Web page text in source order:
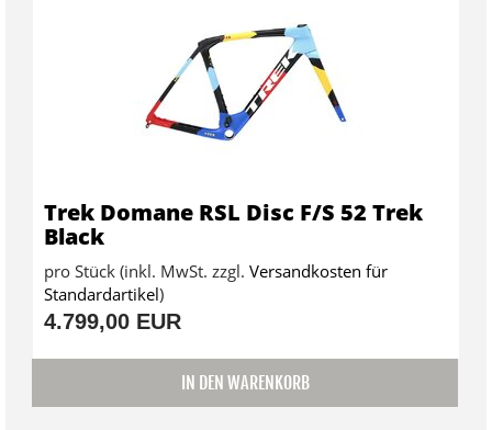
Trek Domane RSL Disc F/S 52 Trek
Black
pro Stück (inkl. MwSt. zzgl. Versandkosten für
Standardartikel)
4.799,00 EUR
IN DEN WARENKORB